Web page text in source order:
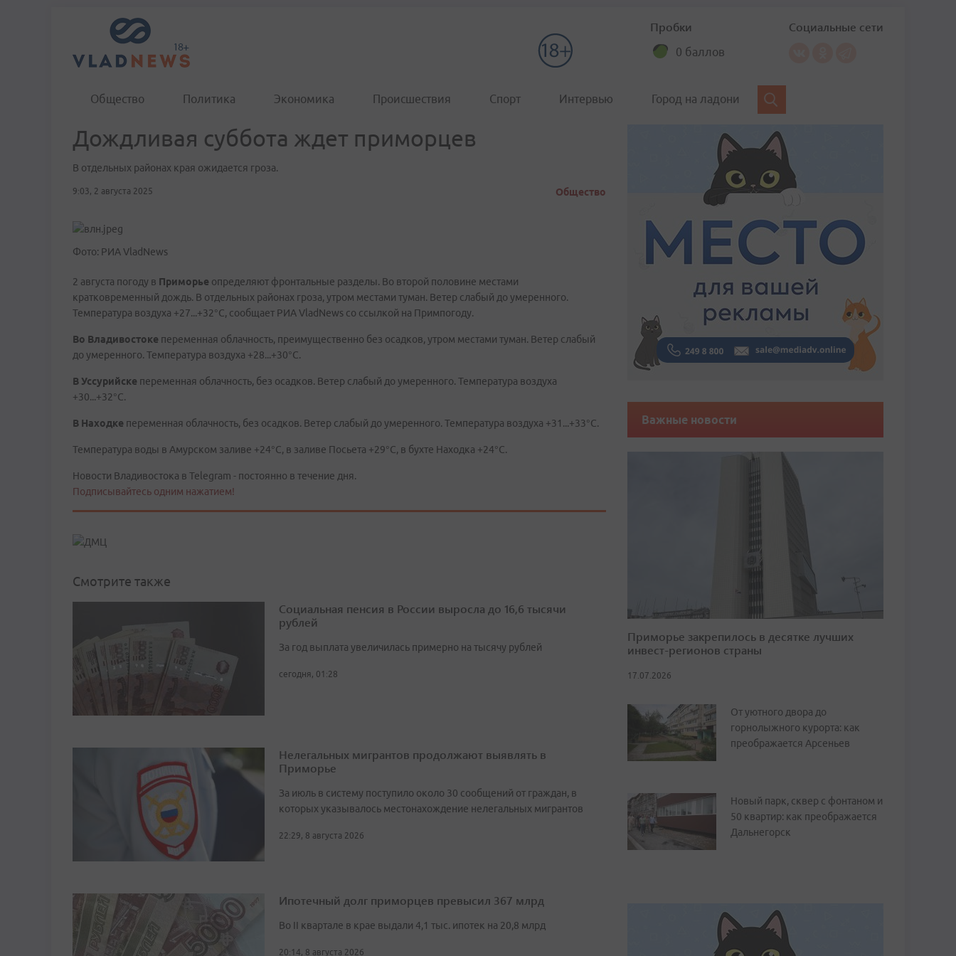
Пробки
0 баллов
Социальные сети
Общество Политика Экономика Происшествия Спорт Интервью Город на ладони
Дождливая суббота ждет приморцев
В отдельных районах края ожидается гроза.
9:03, 2 августа 2025 Общество
Фото: РИА VladNews
2 августа погоду в Приморье определяют фронтальные разделы. Во второй половине местами
кратковременный дождь. В отдельных районах гроза, утром местами туман. Ветер слабый до умеренного.
Температура воздуха +27...+32°C, сообщает РИА VladNews со ссылкой на Примпогоду.
Во Владивостоке переменная облачность, преимущественно без осадков, утром местами туман. Ветер слабый
до умеренного. Температура воздуха +28...+30°C.
В Уссурийске переменная облачность, без осадков. Ветер слабый до умеренного. Температура воздуха
+30...+32°C.
В Находке переменная облачность, без осадков. Ветер слабый до умеренного. Температура воздуха +31...+33°C.
Температура воды в Амурском заливе +24°C, в заливе Посьета +29°C, в бухте Находка +24°C.
Новости Владивостока в Telegram - постоянно в течение дня.
Подписывайтесь одним нажатием!
Смотрите также
Социальная пенсия в России выросла до 16,6 тысячи
рублей
За год выплата увеличилась примерно на тысячу рублей
сегодня, 01:28
Нелегальных мигрантов продолжают выявлять в
Приморье
За июль в систему поступило около 30 сообщений от граждан, в
которых указывалось местонахождение нелегальных мигрантов
22:29, 8 августа 2026
Ипотечный долг приморцев превысил 367 млрд
Во II квартале в крае выдали 4,1 тыс. ипотек на 20,8 млрд
20:14, 8 августа 2026
Важные новости
Приморье закрепилось в десятке лучших
инвест-регионов страны
17.07.2026
От уютного двора до
горнолыжного курорта: как
преображается Арсеньев
Новый парк, сквер с фонтаном и
50 квартир: как преображается
Дальнегорск